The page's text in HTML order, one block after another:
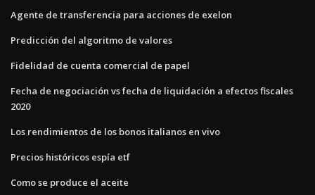
Agente de transferencia para acciones de exelon
Predicción del algoritmo de valores
Fidelidad de cuenta comercial de papel
Fecha de negociación vs fecha de liquidación a efectos fiscales
2020
Los rendimientos de los bonos italianos en vivo
Precios históricos espía etf
Como se produce el aceite